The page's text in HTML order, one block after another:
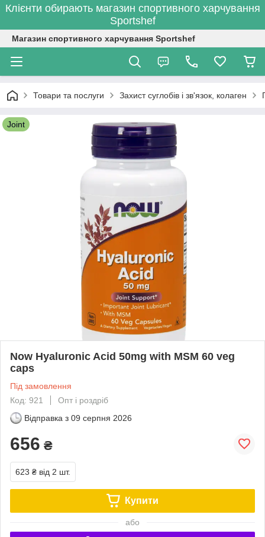
Клієнти обирають магазин спортивного харчування
Sportshef
Магазин спортивного харчування Sportshef
Товари та послуги Захист суглобів і зв'язок, колаген
Joint
Now Hyaluronic Acid 50mg with MSM 60 veg
caps
Під замовлення
Код: 921
Опт і роздріб
Відправка з 09 серпня 2026
656 ₴
623 ₴ від 2 шт.
Купити
або